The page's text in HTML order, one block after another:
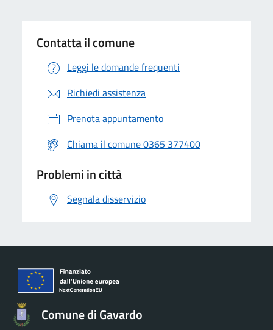
Contatta il comune
Leggi le domande frequenti
Richiedi assistenza
Prenota appuntamento
Chiama il comune 0365 377400
Problemi in città
Segnala disservizio
Comune di Gavardo